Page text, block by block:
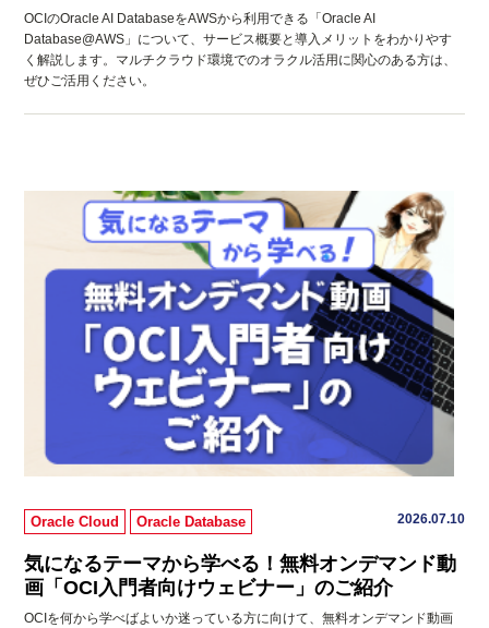
OCIのOracle AI DatabaseをAWSから利用できる「Oracle AI
Database@AWS」について、サービス概要と導入メリットをわかりやす
く解説します。マルチクラウド環境でのオラクル活用に関心のある方は、
ぜひご活用ください。
Oracle Cloud Oracle Database 2026.07.10
気になるテーマから学べる！無料オンデマンド動
画「OCI入門者向けウェビナー」のご紹介
OCIを何から学べばよいか迷っている方に向けて、無料オンデマンド動画